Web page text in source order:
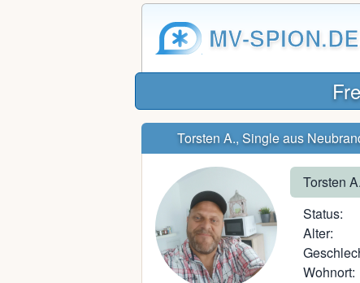
MV-SPION.DE
Torsten A., Single aus
Torsten A.
Status:
Alter:
Wohnort: